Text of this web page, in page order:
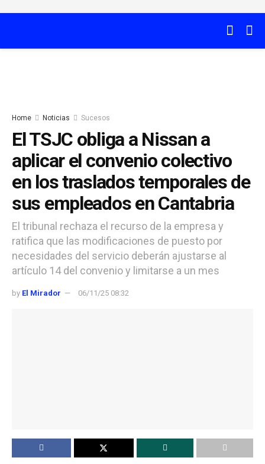
Home Noticias Sucesos
El TSJC obliga a Nissan a
aplicar el convenio colectivo
en los traslados temporales de
sus empleados en Cantabria
El tribunal rechaza el recurso de la empresa y
ratifica que las modificaciones de puesto por
necesidades del servicio deberán ajustarse al
artículo 14 del convenio y limitarse a un mes
by El Mirador 06/11/25 08:32